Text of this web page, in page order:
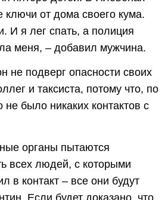
от дома своего кума.
И я лег спать, а полиция
меня, – добавил мужчина.
не подверг опасности своих
и таксиста, потому что, по
не было никаких контактов с
органы пытаются
всех людей, с которыми
в контакт – все они будут
Если будет доказано, что